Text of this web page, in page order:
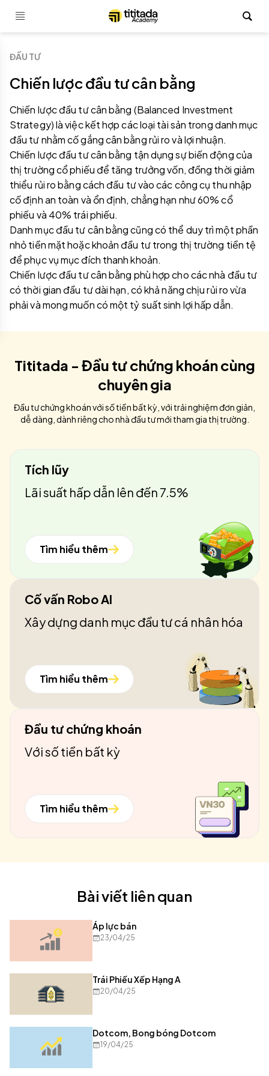
ĐẦU TƯ
Chiến lược đầu tư cân bằng
Chiến lược đầu tư cân bằng (Balanced Investment
Strategy) là việc kết hợp các loại tài sản trong danh mục
đầu tư nhằm cố gắng cân bằng rủi ro và lợi nhuận.
Chiến lược đầu tư cân bằng tận dụng sự biến động của
thị trường cổ phiếu để tăng trưởng vốn, đồng thời giảm
thiểu rủi ro bằng cách đầu tư vào các công cụ thu nhập
cố định an toàn và ổn định, chẳng hạn như 60% cổ
phiếu và 40% trái phiếu.
Danh mục đầu tư cân bằng cũng có thể duy trì một phần
nhỏ tiền mặt hoặc khoản đầu tư trong thị trường tiền tệ
để phục vụ mục đích thanh khoản.
Chiến lược đầu tư cân bằng phù hợp cho các nhà đầu tư
có thời gian đầu tư dài hạn, có khả năng chịu rủi ro vừa
phải và mong muốn có một tỷ suất sinh lợi hấp dẫn.
Tititada - Đầu tư chứng khoán cùng
chuyên gia
Đầu tư chứng khoán với số tiền bất kỳ, với trải nghiệm đơn giản,
dễ dàng, dành riêng cho nhà đầu tư mới tham gia thị trường.
Tích lũy
Lãi suất hấp dẫn lên đến 7.5%
Tìm hiểu thêm
Cố vấn Robo AI
Xây dựng danh mục đầu tư cá nhân hóa
Tìm hiểu thêm
Đầu tư chứng khoán
Với số tiền bất kỳ
Tìm hiểu thêm
Bài viết liên quan
Áp lực bán
23/04/25
Trái Phiếu Xếp Hạng A
20/04/25
Dotcom, Bong bóng Dotcom
19/04/25